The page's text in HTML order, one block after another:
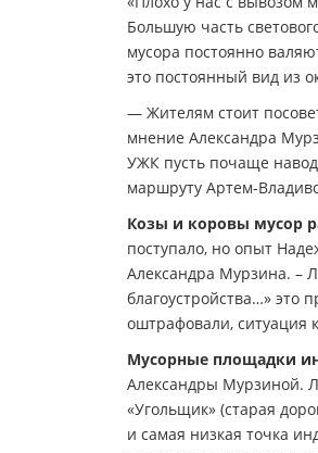
Большую часть
мусора постоянно
это постоянный вид из
— Жителям стоит
мнение Александра
УЖК пусть почаще
маршруту Артем-
Козы и коровы мусор
поступало, но опыт
Александра Мурзина. –
благоустройства…» это
оштрафовали, ситуация
Мусорные площадки
Александры Мурзиной.
«Угольщик» (старая
и самая низкая точка